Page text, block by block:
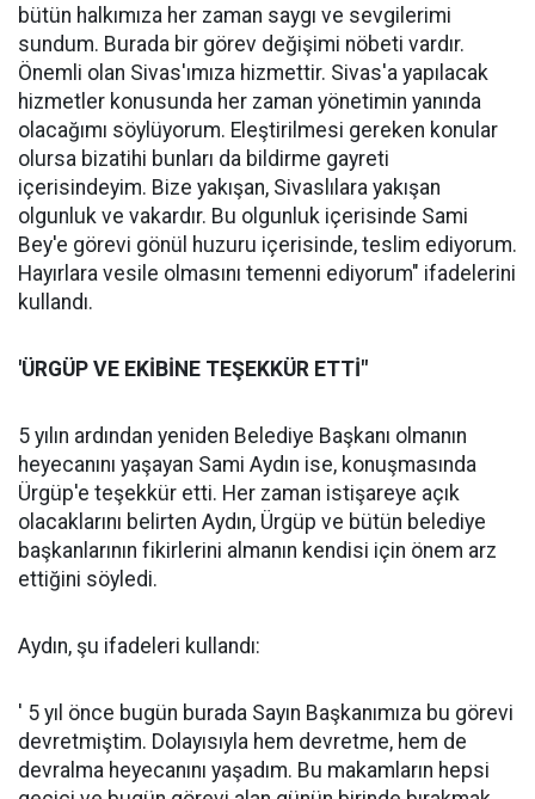
bütün halkımıza her zaman saygı ve sevgilerimi
sundum. Burada bir görev değişimi nöbeti vardır.
Önemli olan Sivas'ımıza hizmettir. Sivas'a yapılacak
hizmetler konusunda her zaman yönetimin yanında
olacağımı söylüyorum. Eleştirilmesi gereken konular
olursa bizatihi bunları da bildirme gayreti
içerisindeyim. Bize yakışan, Sivaslılara yakışan
olgunluk ve vakardır. Bu olgunluk içerisinde Sami
Bey'e görevi gönül huzuru içerisinde, teslim ediyorum.
Hayırlara vesile olmasını temenni ediyorum" ifadelerini
kullandı.
'ÜRGÜP VE EKİBİNE TEŞEKKÜR ETTİ"
5 yılın ardından yeniden Belediye Başkanı olmanın
heyecanını yaşayan Sami Aydın ise, konuşmasında
Ürgüp'e teşekkür etti. Her zaman istişareye açık
olacaklarını belirten Aydın, Ürgüp ve bütün belediye
başkanlarının fikirlerini almanın kendisi için önem arz
ettiğini söyledi.
Aydın, şu ifadeleri kullandı:
' 5 yıl önce bugün burada Sayın Başkanımıza bu görevi
devretmiştim. Dolayısıyla hem devretme, hem de
devralma heyecanını yaşadım. Bu makamların hepsi